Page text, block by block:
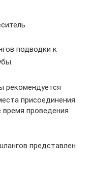
подводки к
рекомендуется
присоединения
время проведения
представлен